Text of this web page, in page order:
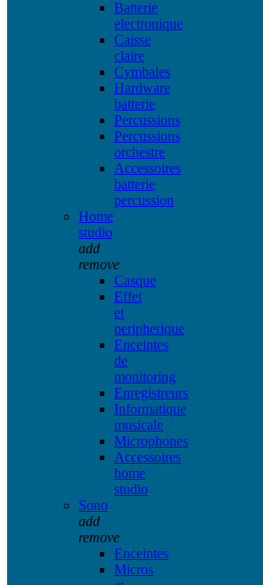
Batterie
electronique
Caisse
claire
Cymbales
Hardware
batterie
Percussions
Percussions
orchestre
Accessoires
batterie
percussion
Home
studio
add
remove
Casque
Effet
et
peripherique
Enceintes
de
monitoring
Enregistreurs
Informatique
musicale
Microphones
Accessoires
home
studio
Sono
add
remove
Enceintes
Micros